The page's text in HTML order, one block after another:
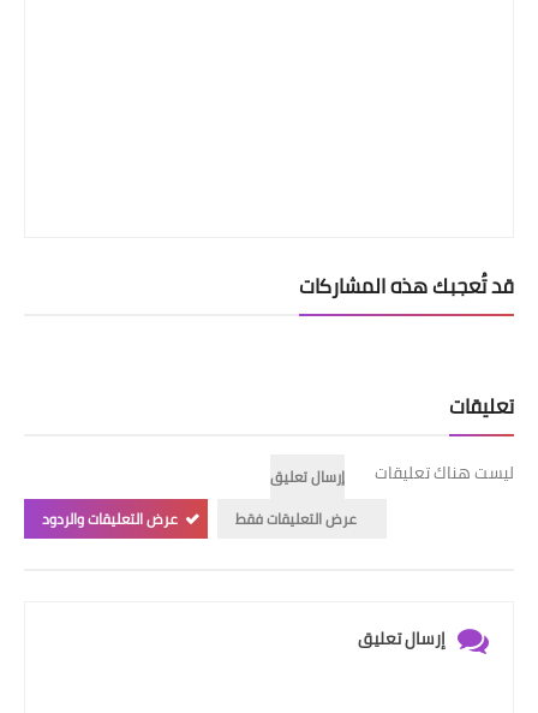
قد تُعجبك هذه المشاركات
تعليقات
ليست هناك تعليقات
إرسال تعليق
عرض التعليقات فقط
عرض التعليقات والردود
إرسال تعليق